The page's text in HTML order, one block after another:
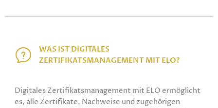
WAS IST DIGITALES
ZERTIFIKATSMANAGEMENT MIT ELO?
Digitales Zertifikatsmanagement mit ELO ermöglicht
es, alle Zertifikate, Nachweise und zugehörigen